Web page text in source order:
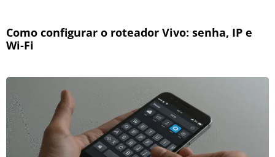
Como configurar o roteador Vivo: senha, IP e
Wi-Fi